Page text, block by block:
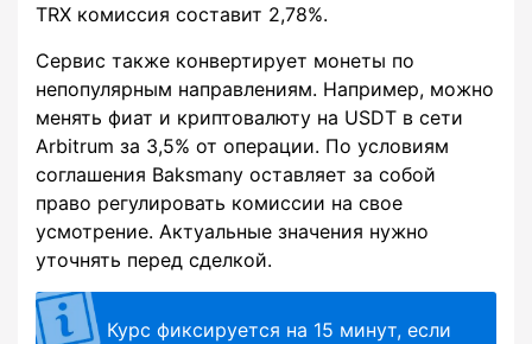
TRX комиссия составит 2,78%.
Сервис также конвертирует монеты по
непопулярным направлениям. Например, можно
менять фиат и криптовалюту на USDT в сети
Arbitrum за 3,5% от операции. По условиям
соглашения Baksmany оставляет за собой
право регулировать комиссии на свое
усмотрение. Актуальные значения нужно
уточнять перед сделкой.
Курс фиксируется на 15 минут, если